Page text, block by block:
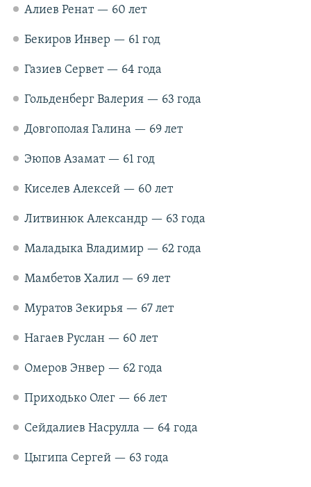
Алиев Ренат — 60 лет
Бекиров Инвер — 61 год
Газиев Сервет — 64 года
Гольденберг Валерия — 63 года
Довгополая Галина — 69 лет
Эюпов Азамат — 61 год
Киселев Алексей — 60 лет
Литвинюк Александр — 63 года
Маладыка Владимир — 62 года
Мамбетов Халил — 69 лет
Муратов Зекирья — 67 лет
Нагаев Руслан — 60 лет
Омеров Энвер — 62 года
Приходько Олег — 66 лет
Сейдалиев Насрулла — 64 года
Цыгипа Сергей — 63 года